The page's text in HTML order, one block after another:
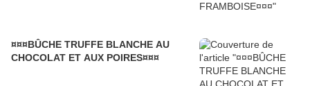
¤¤¤BÛCHE TRUFFE BLANCHE AU
CHOCOLAT ET AUX POIRES¤¤¤